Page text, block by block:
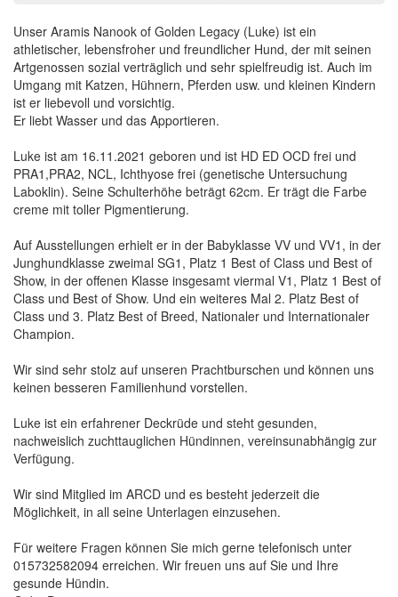
Unser Aramis Nanook of Golden Legacy (Luke) ist ein
athletischer, lebensfroher und freundlicher Hund, der mit seinen
Artgenossen sozial verträglich und sehr spielfreudig ist. Auch im
Umgang mit Katzen, Hühnern, Pferden usw. und kleinen Kindern
ist er liebevoll und vorsichtig.
Er liebt Wasser und das Apportieren.
Luke ist am 16.11.2021 geboren und ist HD ED OCD frei und
PRA1,PRA2, NCL, Ichthyose frei (genetische Untersuchung
Laboklin). Seine Schulterhöhe beträgt 62cm. Er trägt die Farbe
creme mit toller Pigmentierung.
Auf Ausstellungen erhielt er in der Babyklasse VV und VV1, in der
Junghundklasse zweimal SG1, Platz 1 Best of Class und Best of
Show, in der offenen Klasse insgesamt viermal V1, Platz 1 Best of
Class und Best of Show. Und ein weiteres Mal 2. Platz Best of
Class und 3. Platz Best of Breed, Nationaler und Internationaler
Champion.
Wir sind sehr stolz auf unseren Prachtburschen und können uns
keinen besseren Familienhund vorstellen.
Luke ist ein erfahrener Deckrüde und steht gesunden,
nachweislich zuchttauglichen Hündinnen, vereinsunabhängig zur
Verfügung.
Wir sind Mitglied im ARCD und es besteht jederzeit die
Möglichkeit, in all seine Unterlagen einzusehen.
Für weitere Fragen können Sie mich gerne telefonisch unter
015732582094 erreichen. Wir freuen uns auf Sie und Ihre
gesunde Hündin.